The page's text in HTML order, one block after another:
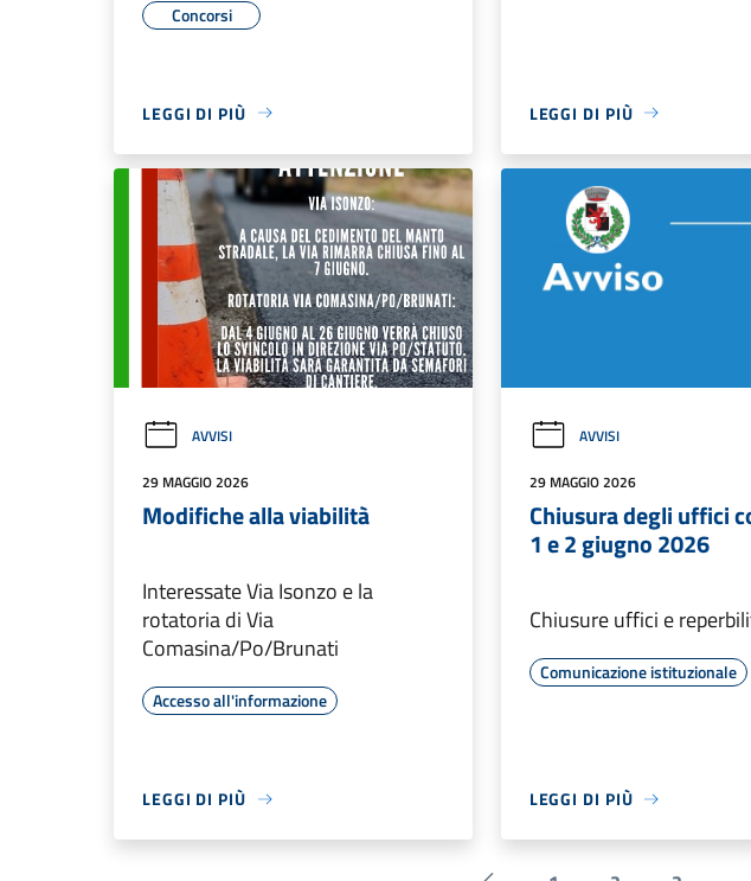
Concorsi
LEGGI DI PIÙ LEGGI DI PIÙ
AVVISI
29 MAGGIO 2026
Modifiche alla viabilità
Interessate Via Isonzo e la
rotatoria di Via
Comasina/Po/Brunati
Accesso all'informazione
LEGGI DI PIÙ
AVVISI
29 MAGGIO 2026
Chiusura degli uffici
1 e 2 giugno 2026
Chiusure uffici e
Comunicazione istituzionale
LEGGI DI PIÙ